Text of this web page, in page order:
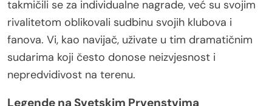
takmičili se za individualne nagrade, već su svojim
rivalitetom oblikovali sudbinu svojih klubova i
fanova. Vi, kao navijač, uživate u tim dramatičnim
sudarima koji često donose neizvjesnost i
nepredvidivost na terenu.
Legende na Svetskim Prvenstvima